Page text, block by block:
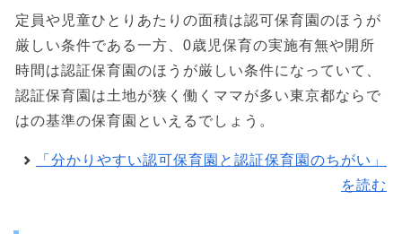
定員や児童ひとりあたりの面積は認可保育園のほうが
厳しい条件である一方、0歳児保育の実施有無や開所
時間は認証保育園のほうが厳しい条件になっていて、
認証保育園は土地が狭く働くママが多い東京都ならで
はの基準の保育園といえるでしょう。
「分かりやすい認可保育園と認証保育園のちがい」
を読む